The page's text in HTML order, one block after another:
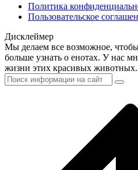
Политика
Пользовательское
Дисклеймер
Мы делаем все возможное,
больше узнать о енотах. У нас
жизни этих красивых животных.